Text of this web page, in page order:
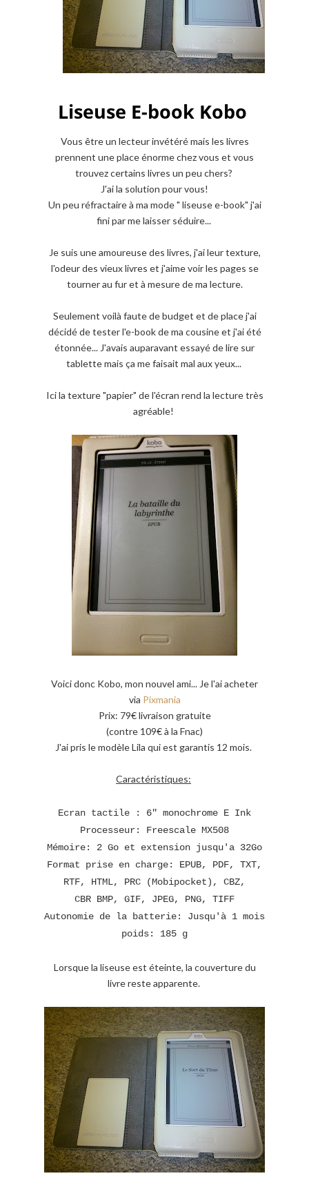
Liseuse E-book Kobo
Vous être un lecteur invétéré mais les livres
prennent une place énorme chez vous et vous
trouvez certains livres un peu chers?
J'ai la solution pour vous!
Un peu réfractaire à ma mode " liseuse e-book" j'ai
fini par me laisser séduire...
Je suis une amoureuse des livres, j'ai leur texture,
l'odeur des vieux livres et j'aime voir les pages se
tourner au fur et à mesure de ma lecture.
Seulement voilà faute de budget et de place j'ai
décidé de tester l'e-book de ma cousine et j'ai été
étonnée... J'avais auparavant essayé de lire sur
tablette mais ça me faisait mal aux yeux...
Ici la texture "papier" de l'écran rend la lecture très
agréable!
Voici donc Kobo, mon nouvel ami... Je l'ai acheter
via Pixmania
Prix: 79€ livraison gratuite
(contre 109€ à la Fnac)
J'ai pris le modèle Lila qui est garantis 12 mois.
Caractéristiques:
Ecran tactile : 6" monochrome E Ink
Processeur: Freescale MX508
Mémoire: 2 Go et extension jusqu'a 32Go
Format prise en charge: EPUB, PDF, TXT,
RTF, HTML, PRC (Mobipocket), CBZ,
CBR BMP, GIF, JPEG, PNG, TIFF
Autonomie de la batterie: Jusqu'à 1 mois
poids: 185 g
Lorsque la liseuse est éteinte, la couverture du
livre reste apparente.